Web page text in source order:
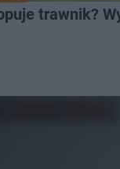
trawnik?